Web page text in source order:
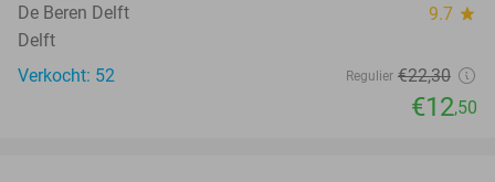
De Beren Delft 9.7 star
Delft
Verkocht: 52
Regulier €22,30
€12,50